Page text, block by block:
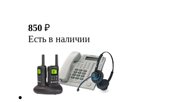
850 ₽
Есть в наличии